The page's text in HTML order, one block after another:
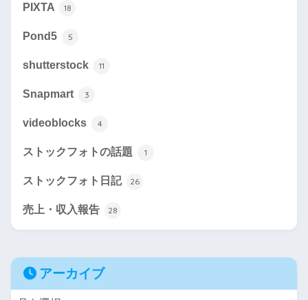
PIXTA 18
Pond5 5
shutterstock 11
Snapmart 3
videoblocks 4
ストックフォトの話題 1
ストックフォト日記 26
売上・収入報告 28
アーカイブ